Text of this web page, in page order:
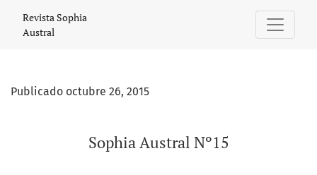
Revista Sophia
Austral
Publicado octubre 26, 2015
Sophia Austral Nº15